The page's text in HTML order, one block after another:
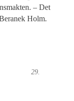
– Det
Holm.
29.